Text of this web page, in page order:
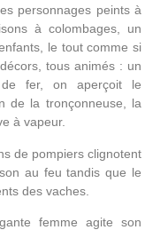
personnages peints à
à colombages, un
le tout comme si
tous animés : un
fer, on aperçoit le
de la tronçonneuse, la
à vapeur.
de pompiers clignotent
au feu tandis que le
des vaches.
femme agite son